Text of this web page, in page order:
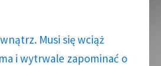
Musi się wciąż
i wytrwale zapominać o